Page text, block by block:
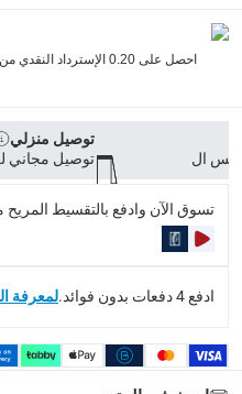
توصيل المنتجات
الاستلام من
returns
What's in the Box
احصل على 0.20 الإسترداد النقدي
توصيل منزلي
توصيل مجاني
تسوق الآن وادفع بالتقسيط المريح
ادفع 4 دفعات بدون فوائد. لمعرفة